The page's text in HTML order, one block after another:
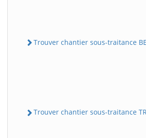
Trouver chantier sous-traitance
Trouver chantier sous-traitance